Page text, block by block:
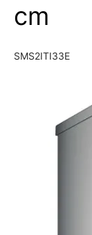
cm
SMS2ITI33E